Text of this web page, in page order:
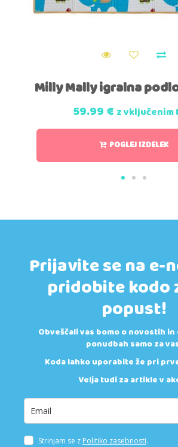
Milly Mally igralna
59.99€ z vključenim
POGLEJ IZDELEK
Prijavite se na e-
pridobite kodo
popust!
Obveščali vas bomo o novostih
ponudbah samo za
Koda lahko uporabite že pri
Velja tudi za artikle v
Strinjam se z Politiko zasebnosti.